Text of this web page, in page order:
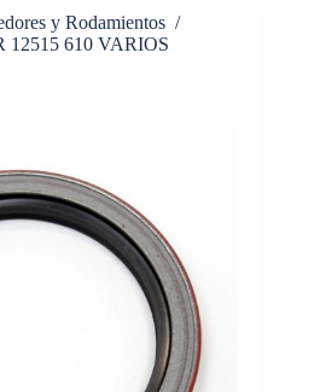
y Rodamientos /
610 VARIOS